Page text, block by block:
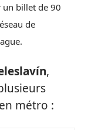
un billet de 90
de
,
métro :